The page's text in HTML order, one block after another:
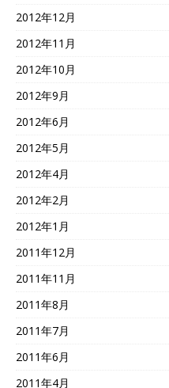
2012年12月
2012年11月
2012年10月
2012年9月
2012年6月
2012年5月
2012年4月
2012年2月
2012年1月
2011年12月
2011年11月
2011年8月
2011年7月
2011年6月
2011年4月